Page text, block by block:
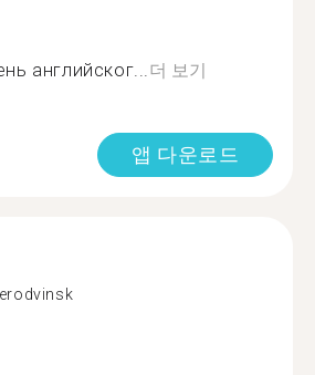
английског...더 보기
앱 다운로드